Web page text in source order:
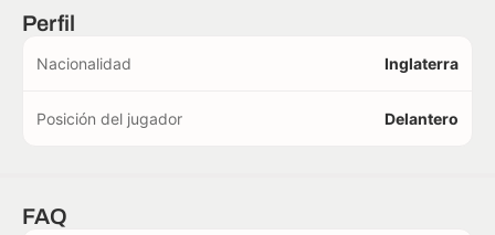
Perfil
Nacionalidad Inglaterra
Posición del jugador Delantero
FAQ